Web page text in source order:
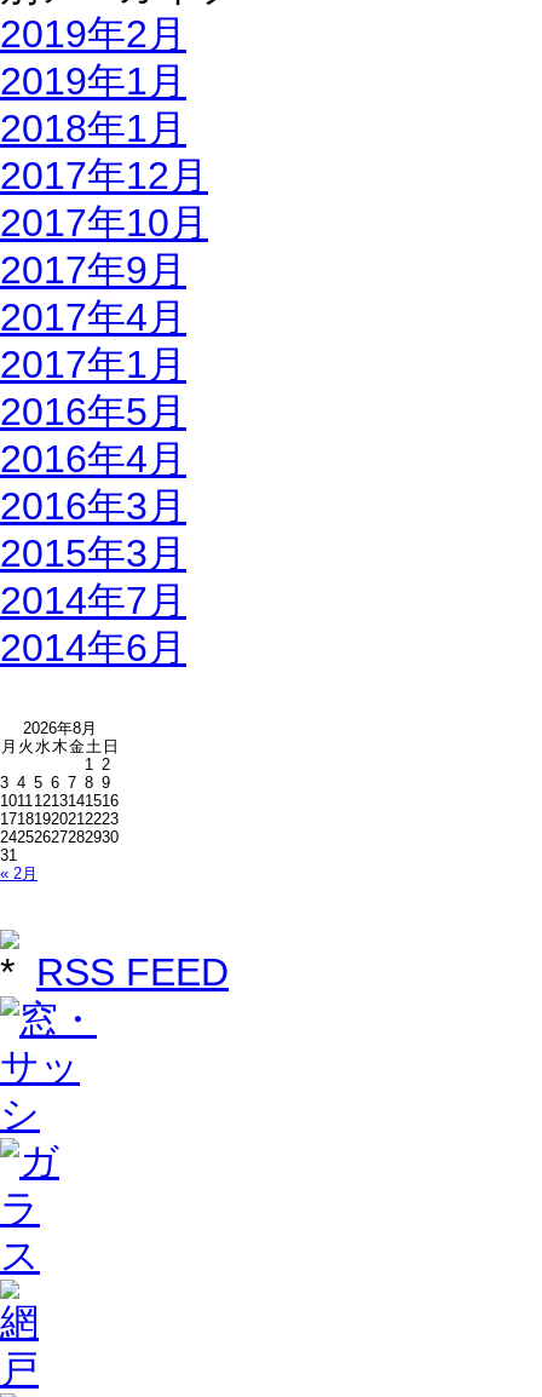
2019年2月
2019年1月
2018年1月
2017年12月
2017年10月
2017年9月
2017年4月
2017年1月
2016年5月
2016年4月
2016年3月
2015年3月
2014年7月
2014年6月
2026年8月
月 火 水木金土 日
« 2月
1 2
3 4 5 6 7 8 9
10111213141516
17181920212223
24252627282930
31
RSS FEED